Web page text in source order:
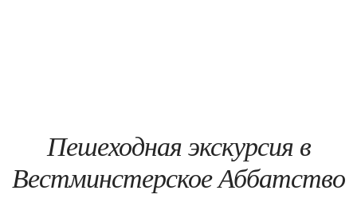
Пешеходная экскурсия в
Вестминстерское Аббатство